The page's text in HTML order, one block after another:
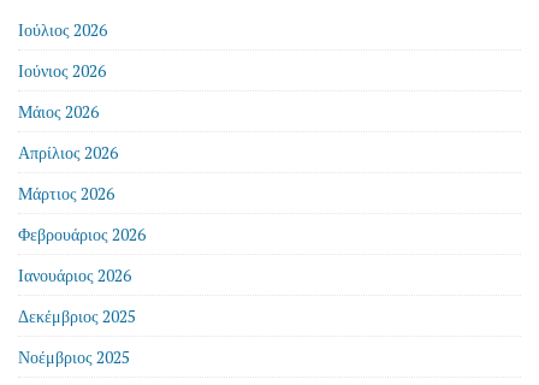
Ιούλιος 2026
Ιούνιος 2026
Μάιος 2026
Απρίλιος 2026
Μάρτιος 2026
Φεβρουάριος 2026
Ιανουάριος 2026
Δεκέμβριος 2025
Νοέμβριος 2025